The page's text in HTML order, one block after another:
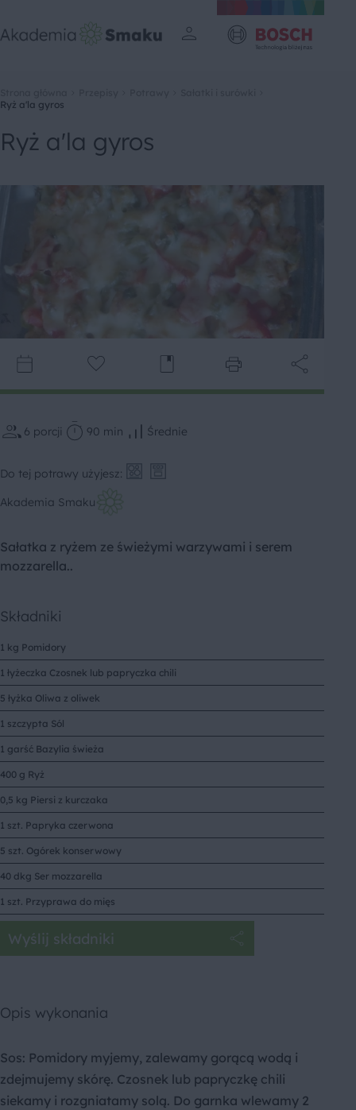
Ryż a'la gyros
Ryż a'la gyros
6 porcji 90 min Średnie
Do tej potrawy użyjesz:
Akademia Smaku
Sałatka z ryżem ze świeżymi warzywami i serem
mozzarella..
Składniki
1 kg Pomidory
1 łyżeczka Czosnek lub papryczka chili
5 łyżka Oliwa z oliwek
1 szczypta Sól
1 garść Bazylia świeża
400 g Ryż
0,5 kg Piersi z kurczaka
1 szt. Papryka czerwona
5 szt. Ogórek konserwowy
40 dkg Ser mozzarella
1 szt. Przyprawa do mięs
Wyślij składniki
Opis wykonania
Sos: Pomidory myjemy, zalewamy gorącą wodą i
zdejmujemy skórę. Czosnek lub papryczkę chili
siekamy i rozgniatamy solą. Do garnka wlewamy 2